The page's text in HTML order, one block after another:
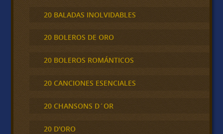
20 BALADAS INOLVIDABLES
20 BOLEROS DE ORO
20 BOLEROS ROMÁNTICOS
20 CANCIONES ESENCIALES
20 CHANSONS D´OR
20 D'ORO